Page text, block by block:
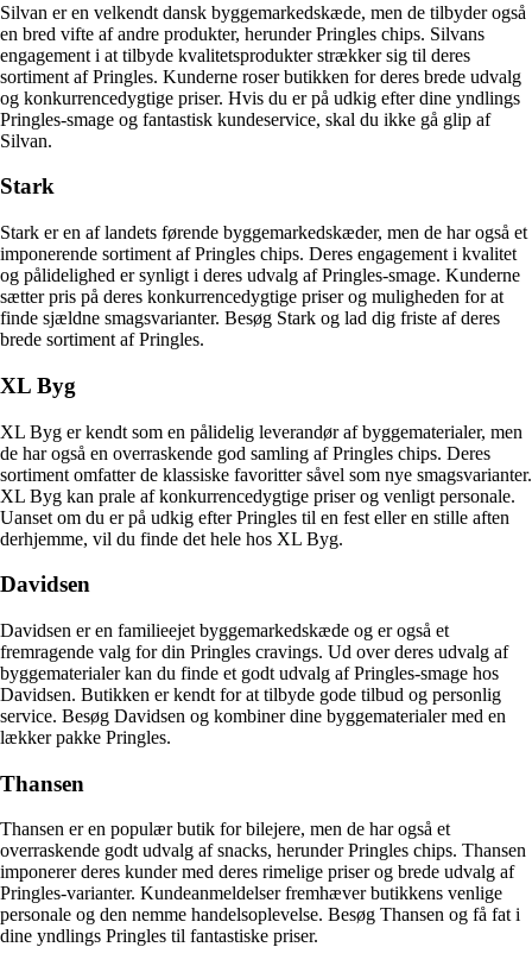
Silvan er en velkendt dansk byggemarkedskæde, men de tilbyder også
en bred vifte af andre produkter, herunder Pringles chips. Silvans
engagement i at tilbyde kvalitetsprodukter strækker sig til deres
sortiment af Pringles. Kunderne roser butikken for deres brede udvalg
og konkurrencedygtige priser. Hvis du er på udkig efter dine yndlings
Pringles-smage og fantastisk kundeservice, skal du ikke gå glip af
Silvan.
Stark
Stark er en af landets førende byggemarkedskæder, men de har også et
imponerende sortiment af Pringles chips. Deres engagement i kvalitet
og pålidelighed er synligt i deres udvalg af Pringles-smage. Kunderne
sætter pris på deres konkurrencedygtige priser og muligheden for at
finde sjældne smagsvarianter. Besøg Stark og lad dig friste af deres
brede sortiment af Pringles.
XL Byg
XL Byg er kendt som en pålidelig leverandør af byggematerialer, men
de har også en overraskende god samling af Pringles chips. Deres
sortiment omfatter de klassiske favoritter såvel som nye smagsvarianter.
XL Byg kan prale af konkurrencedygtige priser og venligt personale.
Uanset om du er på udkig efter Pringles til en fest eller en stille aften
derhjemme, vil du finde det hele hos XL Byg.
Davidsen
Davidsen er en familieejet byggemarkedskæde og er også et
fremragende valg for din Pringles cravings. Ud over deres udvalg af
byggematerialer kan du finde et godt udvalg af Pringles-smage hos
Davidsen. Butikken er kendt for at tilbyde gode tilbud og personlig
service. Besøg Davidsen og kombiner dine byggematerialer med en
lækker pakke Pringles.
Thansen
Thansen er en populær butik for bilejere, men de har også et
overraskende godt udvalg af snacks, herunder Pringles chips. Thansen
imponerer deres kunder med deres rimelige priser og brede udvalg af
Pringles-varianter. Kundeanmeldelser fremhæver butikkens venlige
personale og den nemme handelsoplevelse. Besøg Thansen og få fat i
dine yndlings Pringles til fantastiske priser.